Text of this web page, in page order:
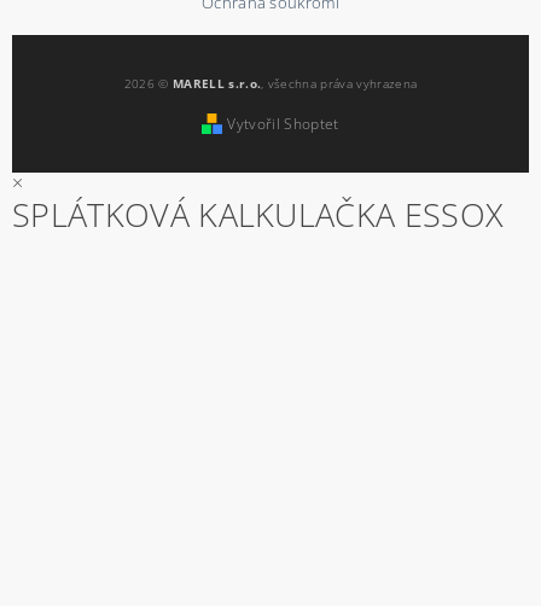
2026 © MARELL s.r.o., všechna práva vyhrazena
Vytvořil Shoptet
×
SPLÁTKOVÁ KALKULAČKA ESSOX